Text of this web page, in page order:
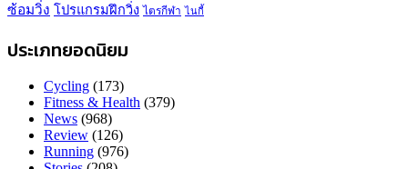
ซ้อมวิ่ง โปรแกรมฝึกวิ่ง ไตรกีฬา ไนกี้
ประเภทยอดนิยม
Cycling (173)
Fitness & Health (379)
News (968)
Review (126)
Running (976)